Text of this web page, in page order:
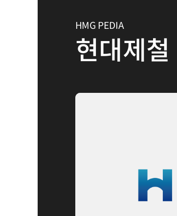
HMG PEDIA
현대제철